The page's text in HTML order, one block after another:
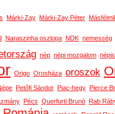
Márki-Zay Márki-Zay Péter
Naraszinha oszlopa NDK nemesség
nép népi mozgalom
Origo Orosháza oroszok
Petőfi Sándor Piac-hegy Pierce
Pécs Querfurti Brunó Rab